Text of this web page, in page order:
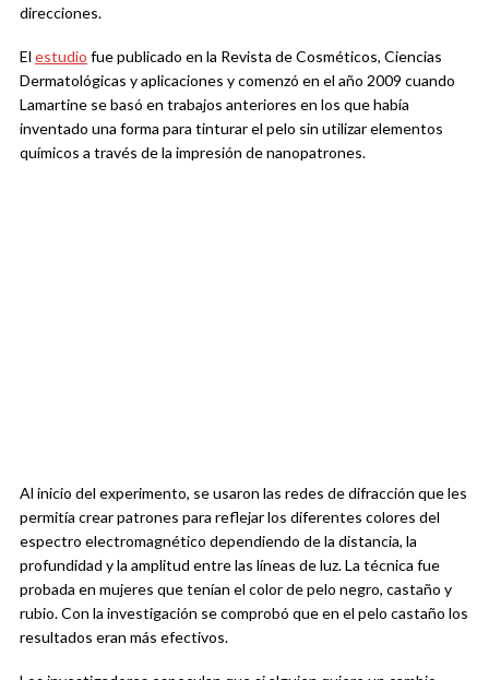
direcciones.
El estudio fue publicado en la Revista de Cosméticos, Ciencias
Dermatológicas y aplicaciones y comenzó en el año 2009 cuando
Lamartine se basó en trabajos anteriores en los que había
inventado una forma para tinturar el pelo sin utilizar elementos
químicos a través de la impresión de nanopatrones.
Al inicio del experimento, se usaron las redes de difracción que les
permitía crear patrones para reflejar los diferentes colores del
espectro electromagnético dependiendo de la distancia, la
profundidad y la amplitud entre las líneas de luz. La técnica fue
probada en mujeres que tenían el color de pelo negro, castaño y
rubio. Con la investigación se comprobó que en el pelo castaño los
resultados eran más efectivos.